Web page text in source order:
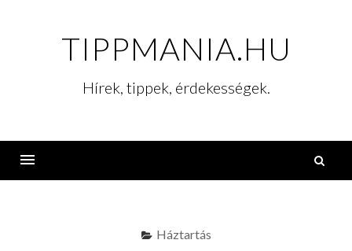
TIPPMANIA.HU
Hírek, tippek, érdekességek.
Háztartás